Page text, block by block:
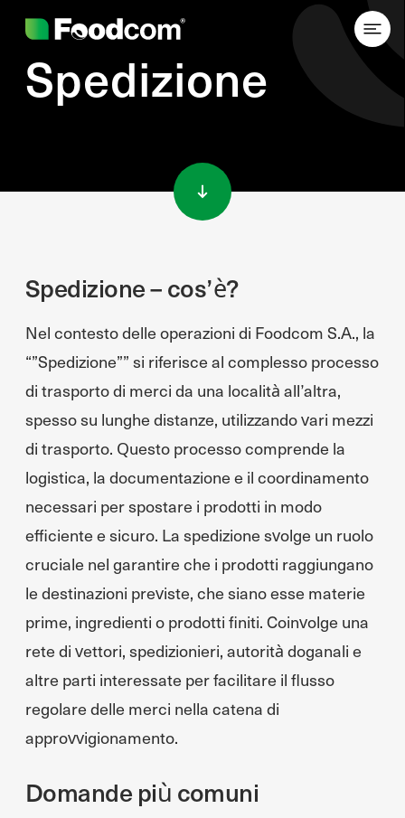
Spedizione
Spedizione – cos’è?
Nel contesto delle operazioni di Foodcom S.A., la
“”Spedizione”” si riferisce al complesso processo
di trasporto di merci da una località all’altra,
spesso su lunghe distanze, utilizzando vari mezzi
di trasporto. Questo processo comprende la
logistica, la documentazione e il coordinamento
necessari per spostare i prodotti in modo
efficiente e sicuro. La spedizione svolge un ruolo
cruciale nel garantire che i prodotti raggiungano
le destinazioni previste, che siano esse materie
prime, ingredienti o prodotti finiti. Coinvolge una
rete di vettori, spedizionieri, autorità doganali e
altre parti interessate per facilitare il flusso
regolare delle merci nella catena di
approvvigionamento.
Domande più comuni